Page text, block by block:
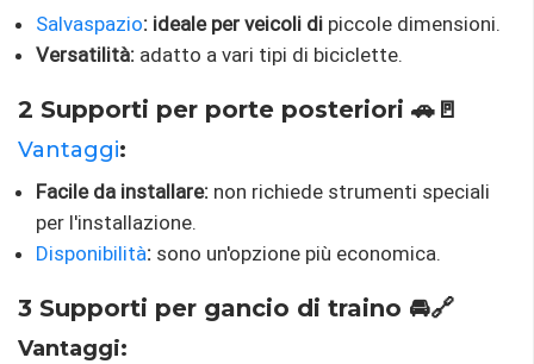
Salvaspazio: ideale per veicoli di piccole dimensioni.
Versatilità: adatto a vari tipi di biciclette.
2 Supporti per porte posteriori 🚗🚪
Vantaggi:
Facile da installare: non richiede strumenti speciali
per l'installazione.
Disponibilità: sono un'opzione più economica.
3 Supporti per gancio di traino 🚘🔗
Vantaggi: